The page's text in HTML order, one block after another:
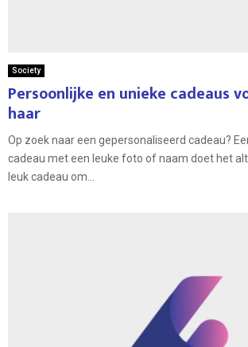
Society
Persoonlijke en unieke cadeaus
haar
Op zoek naar een gepersonaliseerd cadeau?
cadeau met een leuke foto of naam doet het
leuk cadeau om...